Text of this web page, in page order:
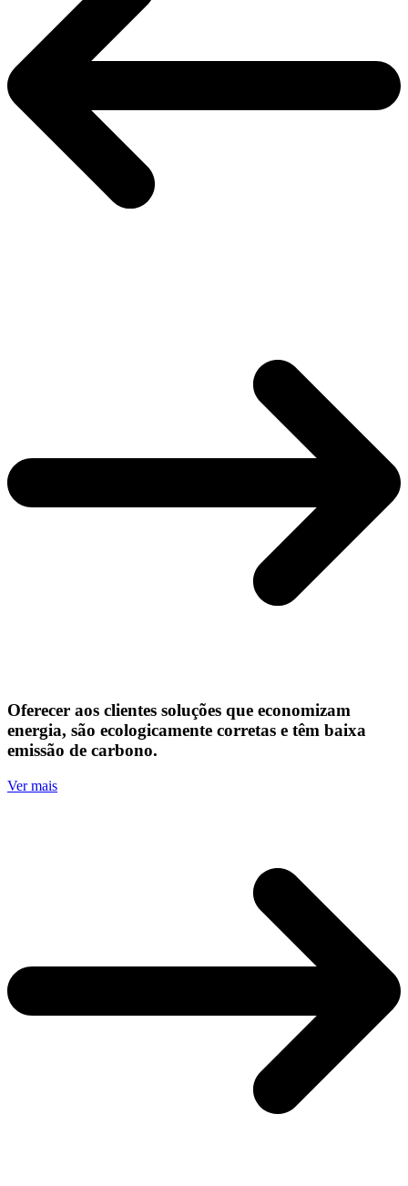
Oferecer aos clientes soluções que economizam
energia, são ecologicamente corretas e têm baixa
emissão de carbono.
Ver mais